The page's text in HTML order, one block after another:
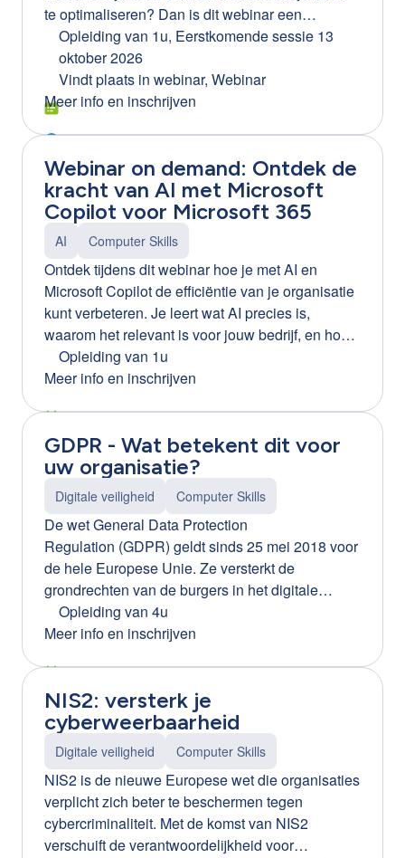
Contacteer ons voor meer info of een korte demo
of neem deel aan het gratis
infowebinar: https://clb-
group.webinargeek.com/infowebinar-excel-word-
en-ppt-efficienter-leren-gebruiken-via-training-on-
the-job-ortiz Tip! Ook beschikbaar voor Word en
te optimaliseren? Dan is dit webinar een
aanrader! Deze boeiende online workshop biedt
jou een heldere inzage in de werking van
ChatGPT en de vele manieren waarop het jouw
job kan verrijken. We onthullen de geheimen
praktische scenario's. Na de opleiding weet je
hoe je ChatGPT kan inzetten als jouw digitale
assistent.
Opleiding van 1u, Eerstkomende sessie 13
oktober 2026
Vindt plaats in webinar, Webinar
Meer info en inschrijven
Webinar on demand: Ontdek de
kracht van AI met Microsoft
Copilot voor Microsoft 365
AI Computer Skills
Ontdek tijdens dit webinar hoe je met AI en
Microsoft Copilot de efficiëntie van je organisatie
kunt verbeteren. Je leert wat AI precies is,
waarom het relevant is voor jouw bedrijf, en hoe
je Microsoft Copilot kunt inzetten om processen
te optimaliseren. Daarnaast krijg je inzicht in de
implementatie binnen je organisatie.
Opleiding van 1u
Meer info en inschrijven
GDPR - Wat betekent dit voor
uw organisatie?
Digitale veiligheid Computer Skills
De wet General Data Protection
Regulation (GDPR) geldt sinds 25 mei 2018 voor
de hele Europese Unie. Ze versterkt de
grondrechten van de burgers in het digitale
tijdperk maar dit heeft heel wat gevolgen voor
Vlaamse bedrijven. Tijdens deze workshop
werkgever kennen als het gaat om de privacy
van personeel. En na deze opleiding weet u
perfect wat u met persoonsgegevens wel en niet
mag doen. Ook de privacy van uw medewerkers
(denk aan camerabewaking, het gebruik van
sociale media, ...) wordt aan de hand van
concrete cases onder de loep genomen.
Opleiding van 4u
Meer info en inschrijven
NIS2: versterk je
cyberweerbaarheid
Digitale veiligheid Computer Skills
NIS2 is de nieuwe Europese wet die organisaties
verplicht zich beter te beschermen tegen
cybercriminaliteit. Met de komst van NIS2
verschuift de verantwoordelijkheid voor